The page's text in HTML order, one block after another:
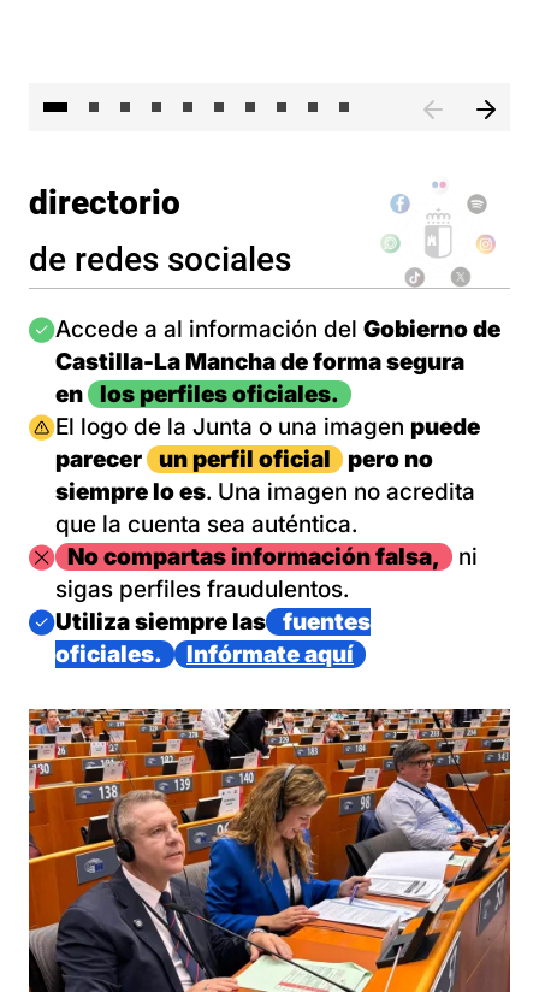
directorio
de redes sociales
Imagen
Accede a al información del Gobierno de
Castilla-La Mancha de forma segura
en
los perfiles oficiales.
Imagen
El logo de la Junta o una imagen puede
parecer
un perfil oficial
pero no
siempre lo es. Una imagen no acredita
que la cuenta sea auténtica.
ImagenNo compartas información falsa,
ni
sigas perfiles fraudulentos.
Imagen
Utiliza siempre las
fuentes
oficiales.
Infórmate aquí